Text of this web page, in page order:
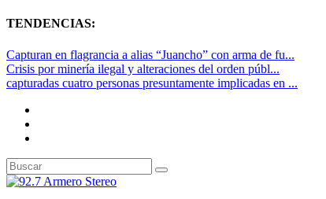
TENDENCIAS:
Capturan en flagrancia a alias “Juancho” con arma de fu...
Crisis por minería ilegal y alteraciones del orden públ...
capturadas cuatro personas presuntamente implicadas en ...